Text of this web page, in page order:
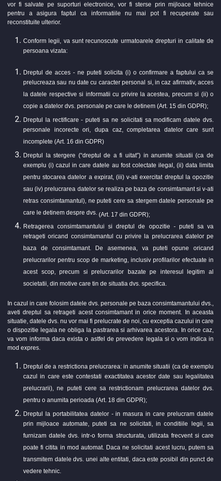
vor fi salvate pe suporturi electronice, vor fi sterse prin mijloace tehnice
pentru a asigura faptul ca informatiile nu mai pot fi recuperate sau
reconstituite ulterior.
Conform legii, va sunt recunoscute urmatoarele drepturi in calitate de
persoana vizata:
Dreptul de acces - ne puteti solicita (i) o confirmare a faptului ca se
prelucreaza sau nu date cu caracter personal si, in caz afirmativ, acces
la datele respective si informatii cu privire la acestea, precum si (ii) o
copie a datelor dvs. personale pe care le detinem (Art. 15 din GDPR);
Dreptul la rectificare - puteti sa ne solicitati sa modificam datele dvs.
personale incorecte ori, dupa caz, completarea datelor care sunt
incomplete (Art. 16 din GDPR)
Dreptul la stergere (“dreptul de a fi uitat”) in anumite situatii (ca de
exemplu (i) cazul in care datele au fost colectate ilegal, (ii) data limita
pentru stocarea datelor a expirat, (iii) v-ati exercitat dreptul la opozitie
sau (iv) prelucrarea datelor se realiza pe baza de consimtamant si v-ati
retras consimtamantul), ne puteti cere sa stergem datele personale pe
care le detinem despre dvs. (Art. 17 din GDPR);
Retragerea consimtamantului si dreptul de opozitie - puteti sa va
retrageti oricand consimtamantul cu privire la prelucrarea datelor pe
baza de consimtamant. De asemenea, va puteti opune oricand
prelucrarilor pentru scop de marketing, inclusiv profilarilor efectuate in
acest scop, precum si prelucrarilor bazate pe interesul legitim al
societatii, din motive care tin de situatia dvs. specifica.
In cazul in care folosim datele dvs. personale pe baza consimtamantului dvs.,
aveti dreptul sa retrageti acest consimtamant in orice moment. In aceasta
situatie, datele dvs. nu vor mai fi prelucrate de noi, cu exceptia cazului in care
o dispozitie legala ne obliga la pastrarea si arhivarea acestora. In orice caz,
va vom informa daca exista o astfel de prevedere legala si o vom indica in
mod expres.
Dreptul de a restrictiona prelucrarea: in anumite situatii (ca de exemplu
cazul in care este contestati exactitatea acestor date sau legalitatea
prelucrarii), ne puteti cere sa restrictionam prelucrarea datelor dvs.
pentru o anumita perioada (Art. 18 din GDPR);
Dreptul la portabilitatea datelor - in masura in care prelucram datele
prin mijloace automate, puteti sa ne solicitati, in conditiile legii, sa
furnizam datele dvs. intr-o forma structurata, utilizata frecvent si care
poate fi citita in mod automat. Daca ne solicitati acest lucru, putem sa
transmitem datele dvs. unei alte entitati, daca este posibil din punct de
vedere tehnic.